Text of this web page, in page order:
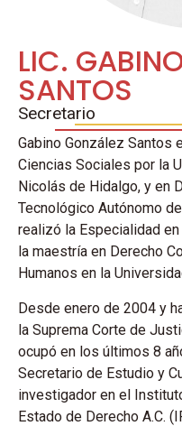
LIC.
SANTOS
Secretario
Gabino González Santos
Ciencias Sociales por la
Nicolás de Hidalgo, y en
Tecnológico Autónomo
realizó la Especialidad
la maestría en Derecho
Humanos en la
Desde enero de 2004 y
la Suprema Corte de
ocupó en los últimos 8
Secretario de Estudio y
investigador en el
Estado de Derecho A.C.